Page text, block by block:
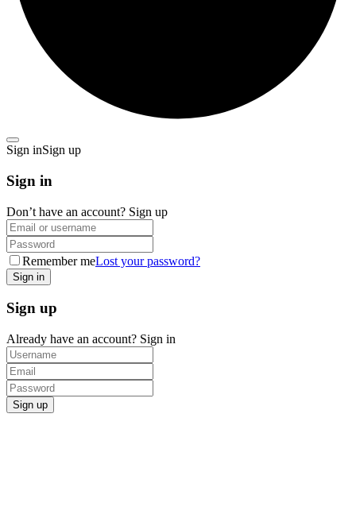
Sign inSign up
Sign in
Don’t have an account? Sign up
Remember meLost your password?
Sign up
Already have an account? Sign in